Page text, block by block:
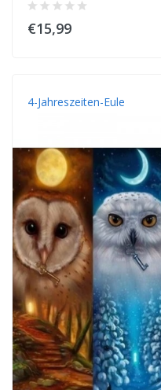
€15,99
4-Jahreszeiten-Eule